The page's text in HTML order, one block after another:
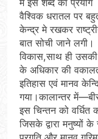
वैश्विक धरातल पर
केन्द्र मे रखकर
बात सोची जाने
विकास,साथ ही
के अधिकार की
इतिहास एवं मानव
गया।कालान्तर
इस चिन्तन को
जिसके द्वारा मनुष्यों